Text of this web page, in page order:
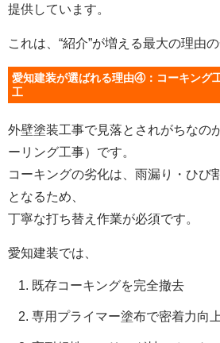
提供しています。
これは、“紹介”が増える最大の理由の
愛知建装が選ばれる理由④：コーキング
工
外壁塗装工事で見落とされがちなの
ーリング工事）です。
コーキングの劣化は、雨漏り・ひび
となるため、
丁寧な打ち替え作業が必須です。
愛知建装では、
既存コーキングを完全撤去
専用プライマー塗布で密着力向上